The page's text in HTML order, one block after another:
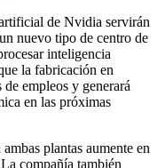
de Nvidia servirán
nuevo tipo de centro de
inteligencia
la fabricación en
empleos y generará
en las próximas
plantas aumente en
compañía también